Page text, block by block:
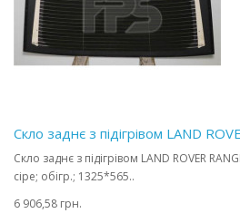
Скло заднє з підігрівом LAND
Скло заднє з підігрівом LAND ROVER
сіре; обігр.; 1325*565..
6 906,58 грн.